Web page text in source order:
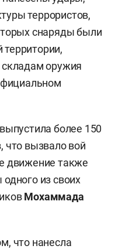
террористов,
снаряды были
складам оружия
более 150
что вызвало вой
движение также
из своих
Мохаммада
что нанесла